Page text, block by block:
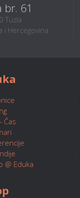
br. 61
Tuzla
i Hercegovina
Čas
@ Eduka